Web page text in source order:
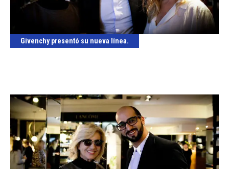
Givenchy presentó su nueva línea.